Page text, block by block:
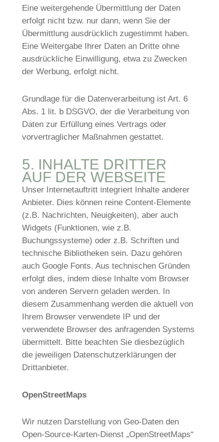
Eine weitergehende Übermittlung der Daten
erfolgt nicht bzw. nur dann, wenn Sie der
Übermittlung ausdrücklich zugestimmt haben.
Eine Weitergabe Ihrer Daten an Dritte ohne
ausdrückliche Einwilligung, etwa zu Zwecken
der Werbung, erfolgt nicht.
Grundlage für die Datenverarbeitung ist Art. 6
Abs. 1 lit. b DSGVO, der die Verarbeitung von
Daten zur Erfüllung eines Vertrags oder
vorvertraglicher Maßnahmen gestattet.
5. INHALTE DRITTER
AUF DER WEBSEITE
Unser Internetauftritt integriert Inhalte anderer
Anbieter. Dies können reine Content-Elemente
(z.B. Nachrichten, Neuigkeiten), aber auch
Widgets (Funktionen, wie z.B.
Buchungssysteme) oder z.B. Schriften und
technische Bibliotheken sein. Dazu gehören
auch Google Fonts. Aus technischen Gründen
erfolgt dies, indem diese Inhalte vom Browser
von anderen Servern geladen werden. In
diesem Zusammenhang werden die aktuell von
Ihrem Browser verwendete IP und der
verwendete Browser des anfragenden Systems
übermittelt. Bitte beachten Sie diesbezüglich
die jeweiligen Datenschutzerklärungen der
Drittanbieter.
OpenStreetMaps
Wir nutzen Darstellung von Geo-Daten den
Open-Source-Karten-Dienst „OpenStreetMaps“